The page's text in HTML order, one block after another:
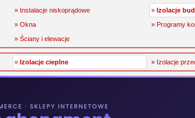
» Instalacje niskoprądowe » Izolacje
» Okna » Programy
» Ściany i elewacje
» Izolacje cieplne » Izolacje